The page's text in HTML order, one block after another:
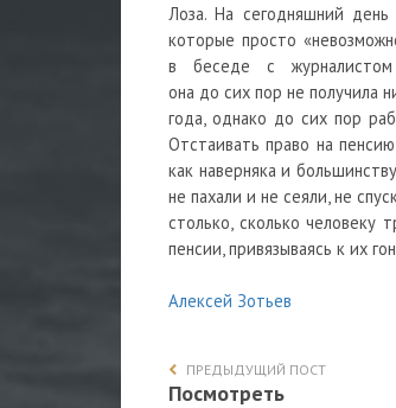
Лоза. На сегодняшний
которые просто
в беседе с
она до сих пор не получила
года, однако до сих пор
Отстаивать право на
как наверняка и
не пахали и не сеяли, не
столько, сколько человеку
пенсии, привязываясь к их
Алексей Зотьев
ПРЕДЫДУЩИЙ ПОСТ
Посмотреть